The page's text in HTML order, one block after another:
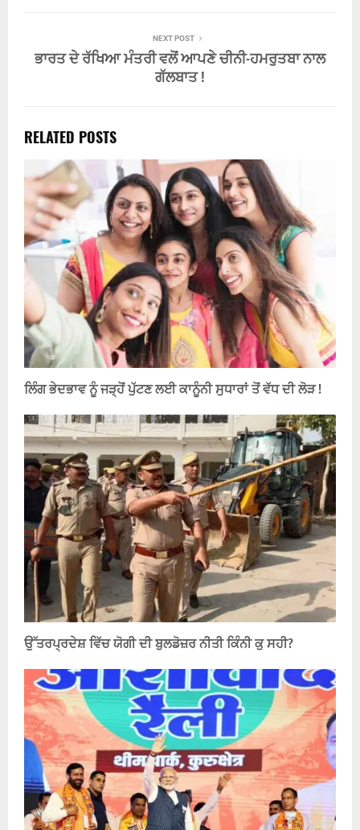
NEXT POST
ਭਾਰਤ ਦੇ ਰੱਖਿਆ ਮੰਤਰੀ ਵਲੋਂ ਆਪਣੇ ਚੀਨੀ-ਹਮਰੁਤਬਾ ਨਾਲ
ਗੱਲਬਾਤ !
RELATED POSTS
ਲਿੰਗ ਭੇਦਭਾਵ ਨੂੰ ਜੜ੍ਹੋਂ ਪੁੱਟਣ ਲਈ ਕਾਨੂੰਨੀ ਸੁਧਾਰਾਂ ਤੋਂ ਵੱਧ ਦੀ ਲੋੜ !
ਉੱਤਰਪ੍ਰਦੇਸ਼ ਵਿੱਚ ਯੋਗੀ ਦੀ ਬੁਲਡੋਜ਼ਰ ਨੀਤੀ ਕਿੰਨੀ ਕੁ ਸਹੀ?